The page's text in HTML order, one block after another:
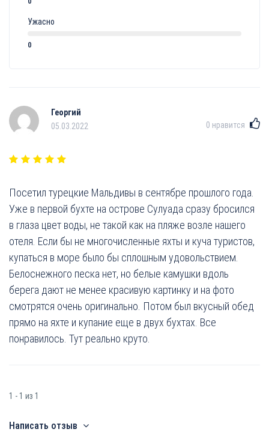
Ужасно
0
Георгий
05.03.2022
0 нравится
Посетил турецкие Мальдивы в сентябре прошлого года.
Уже в первой бухте на острове Сулуада сразу бросился
в глаза цвет воды, не такой как на пляже возле нашего
отеля. Если бы не многочисленные яхты и куча туристов,
купаться в море было бы сплошным удовольствием.
Белоснежного песка нет, но белые камушки вдоль
берега дают не менее красивую картинку и на фото
смотрятся очень оригинально. Потом был вкусный обед
прямо на яхте и купание еще в двух бухтах. Все
понравилось. Тут реально круто.
1 - 1 из 1
Написать отзыв